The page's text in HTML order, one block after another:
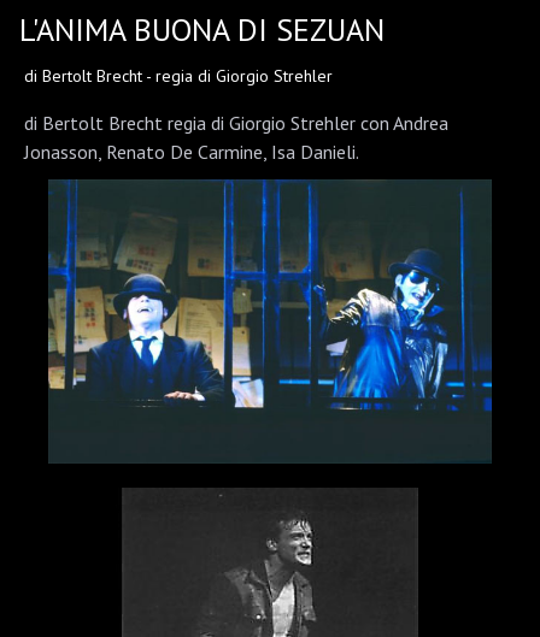
L'ANIMA BUONA DI SEZUAN
di Bertolt Brecht - regia di Giorgio Strehler
di Bertolt Brecht regia di Giorgio Strehler con Andrea
Jonasson, Renato De Carmine, Isa Danieli.